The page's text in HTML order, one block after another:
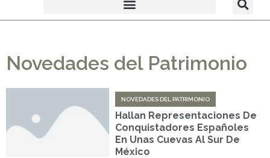
Novedades del Patrimonio
NOVEDADES DEL PATRIMONIO
Hallan Representaciones De
Conquistadores Españoles
En Unas Cuevas Al Sur De
México